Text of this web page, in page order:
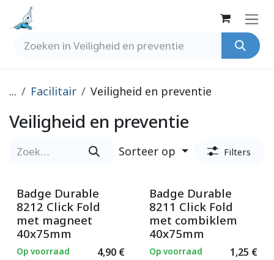
Overslaan naar inhoud
... Facilitair Veiligheid en preventie
Veiligheid en preventie
Sorteer op Filters
Badge Durable
8212 Click Fold
met magneet
40x75mm
4,90€
Op voorraad
Badge Durable
8211 Click Fold
met combiklem
40x75mm
1,25 €
Op voorraad